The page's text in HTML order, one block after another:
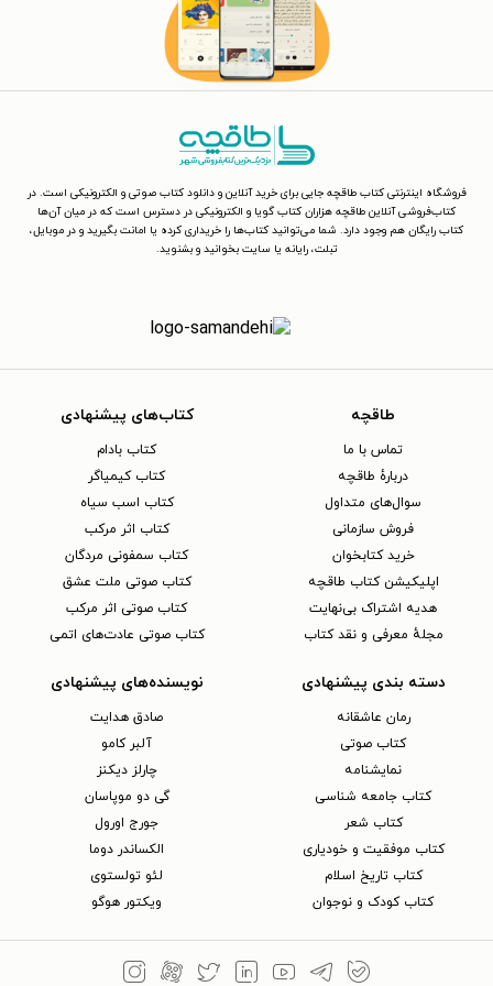
فروشگاه اینترنتی کتاب طاقچه جایی برای خرید آنلاین و دانلود کتاب صوتی و الکترونیکی است. در
کتاب‌فروشی آنلاین طاقچه هزاران کتاب گویا و الکترونیکی در دسترس است که در میان آن‌ها
کتاب رایگان هم وجود دارد. شما می‌توانید کتاب‌ها را خریداری کرده یا امانت بگیرید و در موبایل،
تبلت، رایانه یا سایت بخوانید و بشنوید.
طاقچه
تماس با ما
دربارهٔ طاقچه
سوال‌های متداول
فروش سازمانی
خرید کتابخوان
اپلیکیشن کتاب طاقچه
هدیه اشتراک بی‌نهایت
مجلهٔ معرفی و نقد کتاب
کتاب‌های پیشنهادی
کتاب بادام
کتاب کیمیاگر
کتاب اسب سیاه
کتاب اثر مرکب
کتاب سمفونی مردگان
کتاب صوتی ملت عشق
کتاب صوتی اثر مرکب
کتاب صوتی عادت‌های اتمی
دسته بندی پیشنهادی
رمان عاشقانه
کتاب‌ صوتی
نمایشنامه
کتاب جامعه شناسی
کتاب شعر
کتاب موفقیت و خودیاری
کتاب تاریخ اسلام
کتاب کودک و نوجوان
نویسنده‌های پیشنهادی
صادق هدایت
آلبر کامو
چارلز دیکنز
گی دو موپاسان
جورج اورول
الکساندر دوما
لئو تولستوی
ویکتور هوگو